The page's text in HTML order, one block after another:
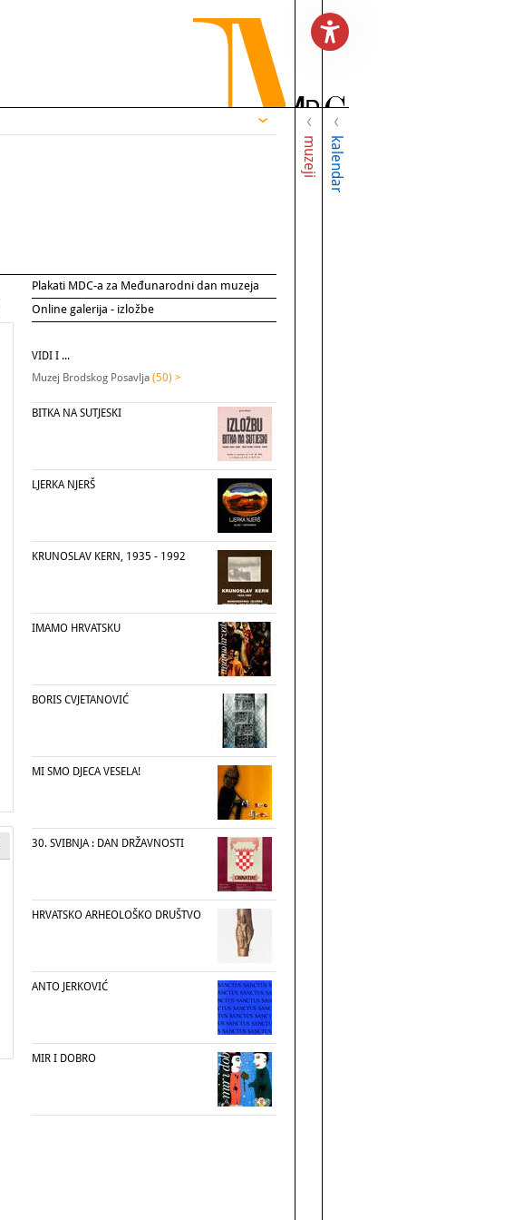
muzeji kalendar
Plakati MDC-a za Međunarodni dan muzeja
Online galerija - izložbe
VIDI I ...
Muzej Brodskog Posavlja (50) >
BITKA NA SUTJESKI
LJERKA NJERŠ
KRUNOSLAV KERN, 1935 - 1992
IMAMO HRVATSKU
BORIS CVJETANOVIĆ
MI SMO DJECA VESELA!
30. SVIBNJA : DAN DRŽAVNOSTI
HRVATSKO ARHEOLOŠKO DRUŠTVO
ANTO JERKOVIĆ
MIR I DOBRO